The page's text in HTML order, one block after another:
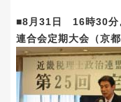
■8月31日 16時30分
連合会定期大会（京都